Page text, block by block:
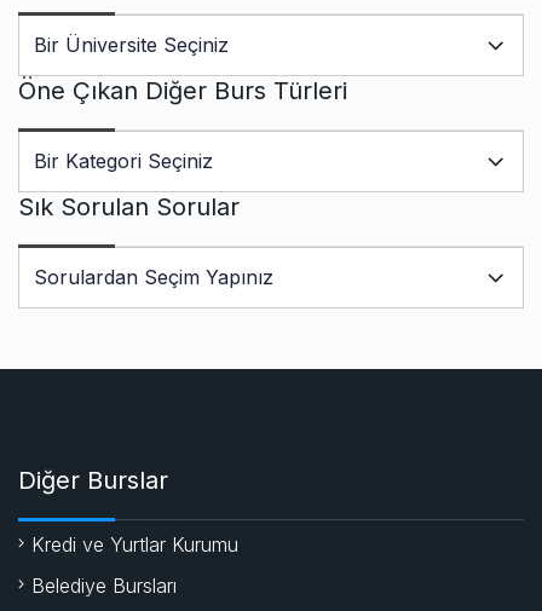
Öne Çıkan Diğer Burs Türleri
Sık Sorulan Sorular
Diğer Burslar
Kredi ve Yurtlar Kurumu
Belediye Bursları